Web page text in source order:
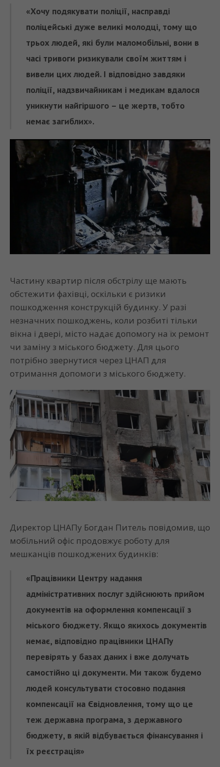
«Хочу подякувати поліції, насправді
поліцейські дуже великі молодці, тому що
трьох людей, які були маломобільні, вони в
часі тривоги ризикували своїм життям і
вивели цих людей. І відповідно завдяки
поліції, надзвичайникам і медикам вдалося
уникнути найгіршого – це жертв, тобто
немає загиблих».
Частину квартир після обстрілу ще мають
обстежити фахівці, оскільки є ризики
пошкодження конструкцій будинку. У разі
незначних пошкоджень, коли розбиті тільки
вікна і двері, місто надає допомогу на їх ремонт
чи заміну з міського бюджету. Для цього
потрібно звернутися через ЦНАП для
отримання допомоги з міського бюджету.
Директор ЦНАПу Богдан Питель повідомив, що
мобільний офіс продовжує роботу для
мешканців пошкоджених будинків:
«Працівники Центру надання
адміністративних послуг здійснюють прийом
документів на оформлення компенсації з
міського бюджету. Якщо якихось документів
немає, відповідно працівники ЦНАПу
перевірять у базах даних і вже долучать
самостійно ці документи. Ми також будемо
людей консультувати стосовно подання
компенсації на Євідновлення, тому що це
теж державна програма, з державного
бюджету, в якій відбувається фінансування і
їх реєстрація»